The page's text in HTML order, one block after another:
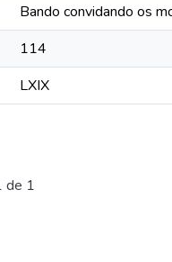
Bando convidando os
114
LXIX
de 1